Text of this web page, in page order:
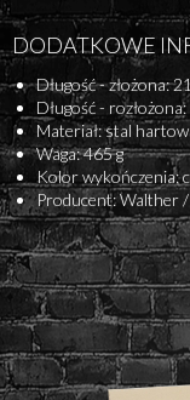
DODATKOWE
Długość - złożona:
Długość -
Materiał: stal
Waga: 465 g
Kolor wykończenia:
Producent: Walther